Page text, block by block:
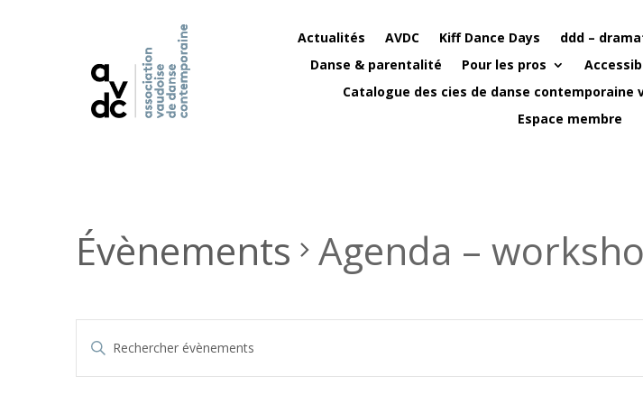
Actualités AVDC Kiff Dance Days ddd –
Danse & parentalité
Pour les pros
Catalogue des cies de danse contemporaine
Espace membre
Évènements Agenda –
Recherche
et
navigation
Saisir
mot-
clé.